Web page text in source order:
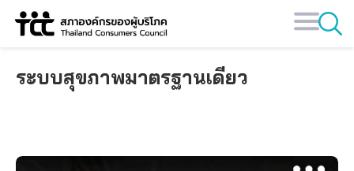
Skip
ระบบสุขภาพมาตรฐานเดียว